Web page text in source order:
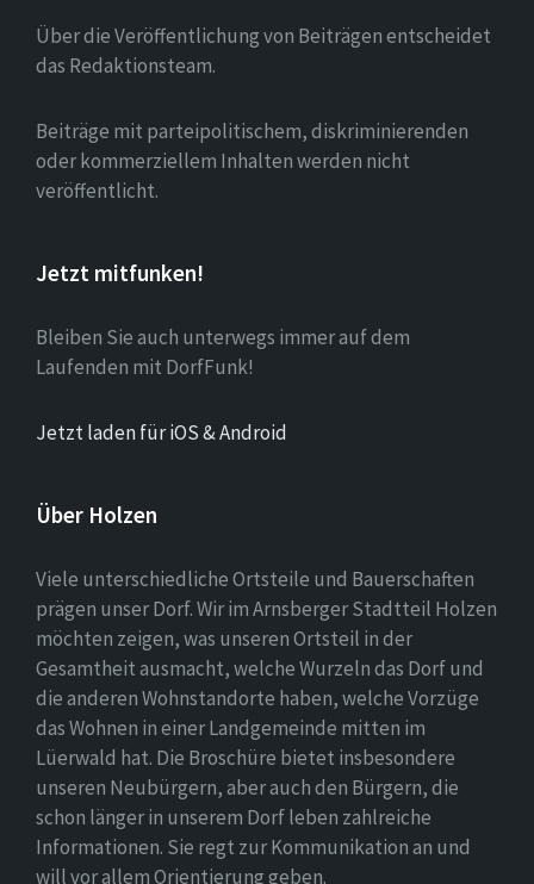
Über die Veröffentlichung von Beiträgen entscheidet
das Redaktionsteam.
Beiträge mit parteipolitischem, diskriminierenden
oder kommerziellem Inhalten werden nicht
veröffentlicht.
Jetzt mitfunken!
Bleiben Sie auch unterwegs immer auf dem
Laufenden mit DorfFunk!
Jetzt laden für iOS & Android
Über Holzen
Viele unterschiedliche Ortsteile und Bauerschaften
prägen unser Dorf. Wir im Arnsberger Stadtteil Holzen
möchten zeigen, was unseren Ortsteil in der
Gesamtheit ausmacht, welche Wurzeln das Dorf und
die anderen Wohnstandorte haben, welche Vorzüge
das Wohnen in einer Landgemeinde mitten im
Lüerwald hat. Die Broschüre bietet insbesondere
unseren Neubürgern, aber auch den Bürgern, die
schon länger in unserem Dorf leben zahlreiche
Informationen. Sie regt zur Kommunikation an und
will vor allem Orientierung geben.